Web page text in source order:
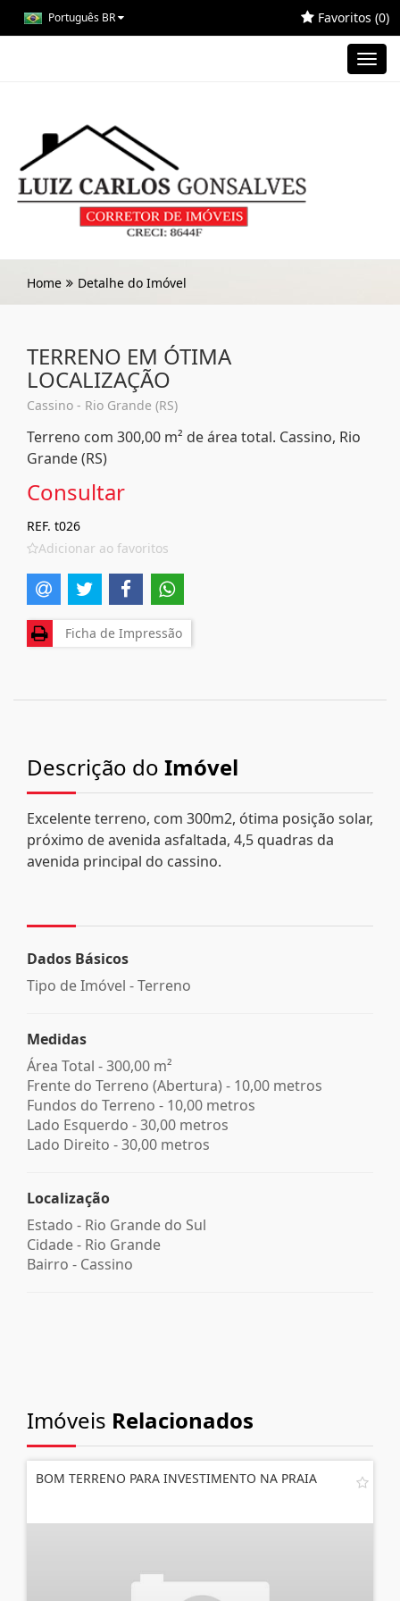
Português BR Favoritos (0)
Home Detalhe do Imóvel
TERRENO EM ÓTIMA
LOCALIZAÇÃO
Cassino - Rio Grande (RS)
Terreno com 300,00 m² de área total. Cassino, Rio
Grande (RS)
Consultar
REF. t026
Adicionar ao favoritos
Ficha de Impressão
Descrição do Imóvel
Excelente terreno, com 300m2, ótima posição solar,
próximo de avenida asfaltada, 4,5 quadras da
avenida principal do cassino.
Dados Básicos
Tipo de Imóvel - Terreno
Medidas
Área Total - 300,00 m²
Frente do Terreno (Abertura) - 10,00 metros
Fundos do Terreno - 10,00 metros
Lado Esquerdo - 30,00 metros
Lado Direito - 30,00 metros
Localização
Estado - Rio Grande do Sul
Cidade - Rio Grande
Bairro - Cassino
Imóveis Relacionados
BOM TERRENO PARA INVESTIMENTO NA PRAIA